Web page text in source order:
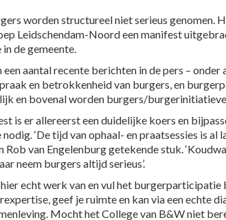
worden structureel niet serieus genomen.
Leidschendam-Noord een manifest
de gemeente.
aantal recente berichten in de pers –
en betrokkenheid van burgers, en
en bovenal worden burgers/
is er allereerst een duidelijke koers en
‘De tijd van ophaal- en praatsessies is
Rob van Engelenburg getekende stuk.
neem burgers altijd serieus’.
echt werk van en vul het
geef je ruimte en kan via een echte
Mocht het College van B&W niet